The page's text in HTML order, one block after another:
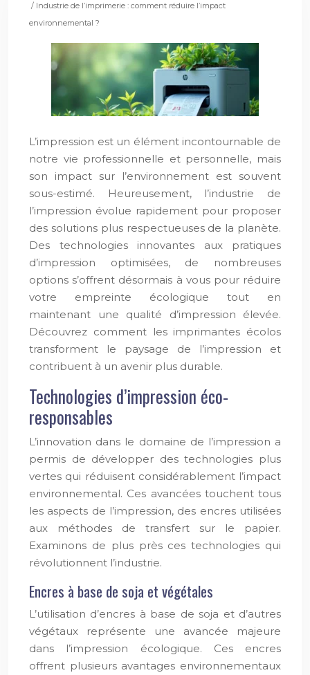
/ Industrie de l’imprimerie : comment réduire l’impact
environnemental ?
L’impression est un élément incontournable de
notre vie professionnelle et personnelle, mais
son impact sur l’environnement est souvent
sous-estimé. Heureusement, l’industrie de
l’impression évolue rapidement pour proposer
des solutions plus respectueuses de la planète.
Des technologies innovantes aux pratiques
d’impression optimisées, de nombreuses
options s’offrent désormais à vous pour réduire
votre empreinte écologique tout en
maintenant une qualité d’impression élevée.
Découvrez comment les imprimantes écolos
transforment le paysage de l’impression et
contribuent à un avenir plus durable.
Technologies d’impression éco-
responsables
L’innovation dans le domaine de l’impression a
permis de développer des technologies plus
vertes qui réduisent considérablement l’impact
environnemental. Ces avancées touchent tous
les aspects de l’impression, des encres utilisées
aux méthodes de transfert sur le papier.
Examinons de plus près ces technologies qui
révolutionnent l’industrie.
Encres à base de soja et végétales
L’utilisation d’encres à base de soja et d’autres
végétaux représente une avancée majeure
dans l’impression écologique. Ces encres
offrent plusieurs avantages environnementaux